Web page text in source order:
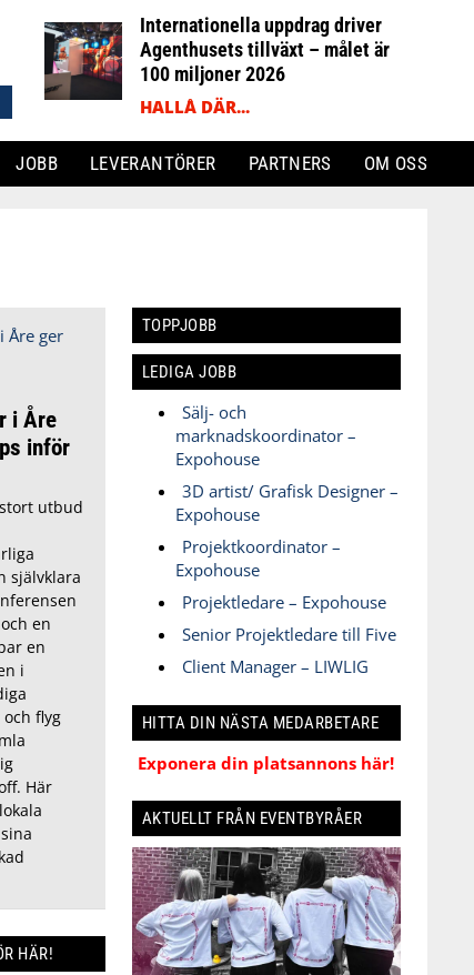
Internationella uppdrag driver
Agenthusets tillväxt – målet är
100 miljoner 2026
HALLÅ DÄR...
JOBB LEVERANTÖRER PARTNERS OM OSS
i Åre
inför
utbud
självklara
en
en
i
flyg
Här
HÄR!
TOPPJOBB
LEDIGA JOBB
Sälj- och
marknadskoordinator –
Expohouse
3D artist/ Grafisk Designer –
Expohouse
Projektkoordinator –
Expohouse
Projektledare – Expohouse
Senior Projektledare till Five
Client Manager – LIWLIG
HITTA DIN NÄSTA MEDARBETARE
Exponera din platsannons här!
AKTUELLT FRÅN EVENTBYRÅER